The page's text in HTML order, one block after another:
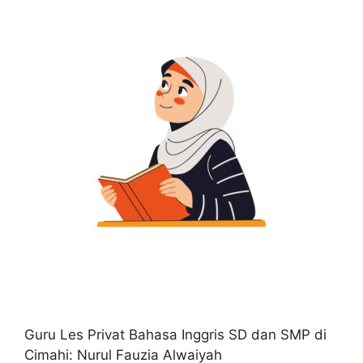
Guru Les Privat Bahasa Inggris SD dan SMP di
Cimahi: Nurul Fauzia Alwaiyah